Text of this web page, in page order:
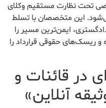
تحت نظارت مستقیم وکلای
این متخصصان با تسلط
ایمن‌ترین مسیر را
و ریسک‌های حقوقی قرارداد را
در قائنات و
آنلاین»